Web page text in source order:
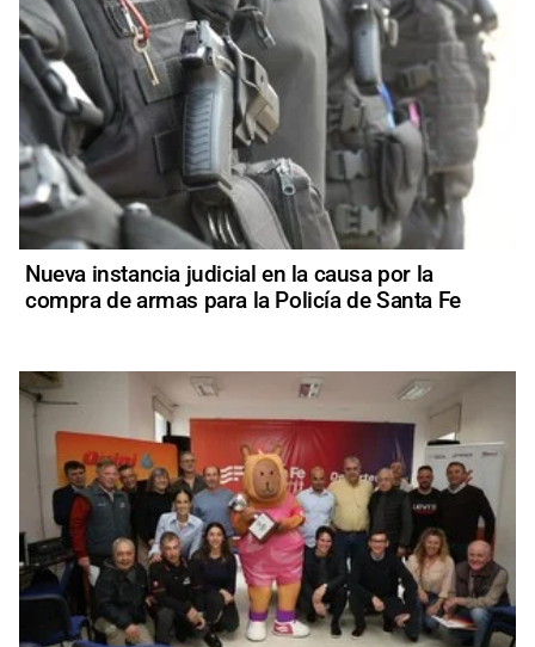
Nueva instancia judicial en la causa por la
compra de armas para la Policía de Santa Fe